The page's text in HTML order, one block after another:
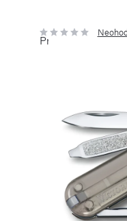
Průměrné
hodnocení